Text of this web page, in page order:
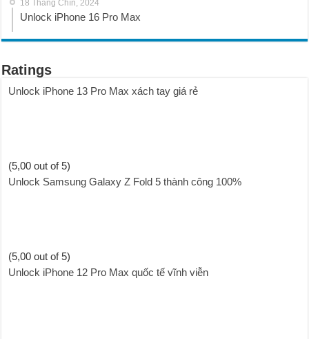
18 Tháng Chín, 2024
Unlock iPhone 16 Pro Max
Ratings
Unlock iPhone 13 Pro Max xách tay giá rẻ
(5,00 out of 5)
Unlock Samsung Galaxy Z Fold 5 thành công 100%
(5,00 out of 5)
Unlock iPhone 12 Pro Max quốc tế vĩnh viễn